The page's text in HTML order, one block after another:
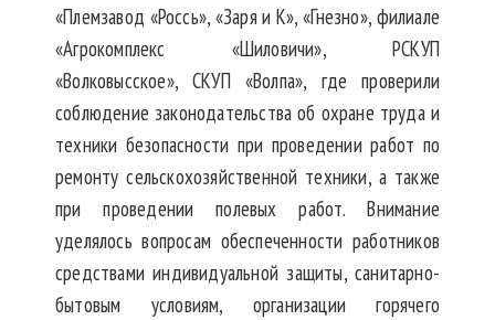
«Племзавод «Россь», «Заря и К», «Гнезно», филиале
«Агрокомплекс «Шиловичи», РСКУП
«Волковысское», СКУП «Волпа», где проверили
соблюдение законодательства об охране труда и
техники безопасности при проведении работ по
ремонту сельскохозяйственной техники, а также
при проведении полевых работ. Внимание
уделялось вопросам обеспеченности работников
средствами индивидуальной защиты, санитарно-
бытовым условиям, организации горячего